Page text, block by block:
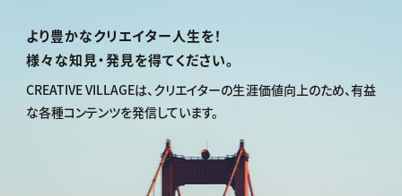
より豊かなクリエイター人生を！
様々な知見・発見を得てください。
CREATIVE VILLAGEは、 クリエイターの生涯価値向上のため、有益
な各種コンテンツを発信しています。